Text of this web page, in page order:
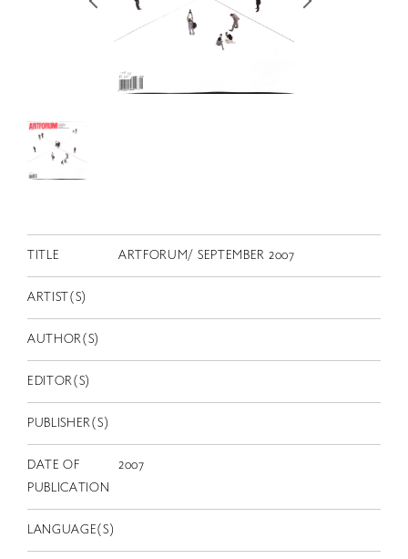
スカラシップ受賞者
JP
TITLE ARTFORUM/ SEPTEMBER 2007
ARTIST(S)
AUTHOR(S)
EDITOR(S)
PUBLISHER(S)
DATE OF
PUBLICATION
2007
LANGUAGE(S)